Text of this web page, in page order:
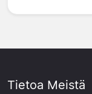
Tietoa Meistä